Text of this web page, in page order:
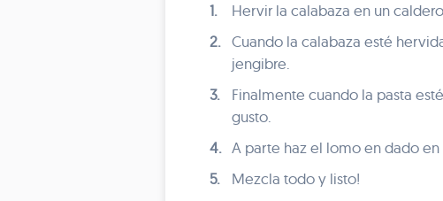
1.
Hervir la calabaza en un
2.
Cuando la calabaza esté
jengibre.
3.
Finalmente cuando la pasta
gusto.
4. A parte haz el lomo en dado en
5.
Mezcla todo y listo!